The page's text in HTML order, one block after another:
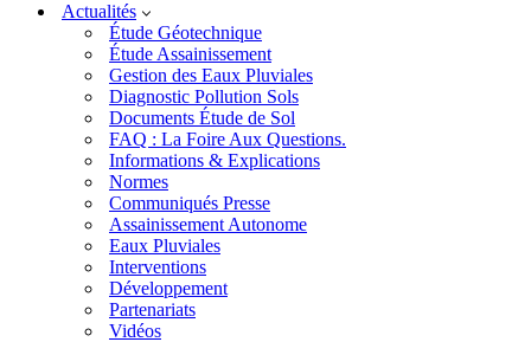
Actualités
Étude Géotechnique
Étude Assainissement
Gestion des Eaux Pluviales
Diagnostic Pollution Sols
Documents Étude de Sol
FAQ : La Foire Aux Questions.
Informations & Explications
Normes
Communiqués Presse
Assainissement Autonome
Eaux Pluviales
Interventions
Développement
Partenariats
Vidéos